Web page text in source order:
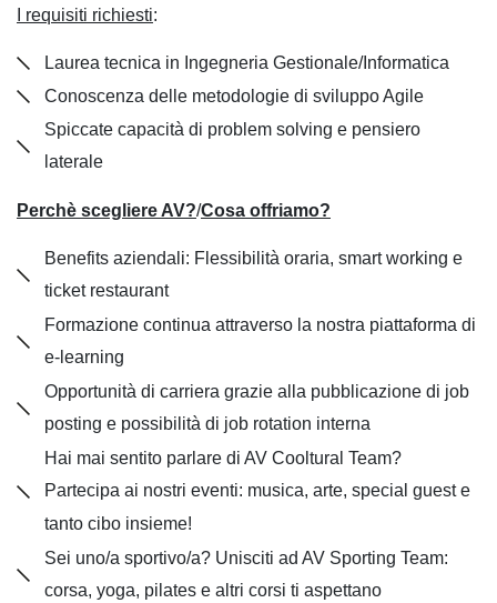
I requisiti richiesti:
Laurea tecnica in Ingegneria Gestionale/Informatica
Conoscenza delle metodologie di sviluppo Agile
Spiccate capacità di problem solving e pensiero
laterale
Perchè scegliere AV?/Cosa offriamo?
Benefits aziendali: Flessibilità oraria, smart working e
ticket restaurant
Formazione continua attraverso la nostra piattaforma di
e-learning
Opportunità di carriera grazie alla pubblicazione di job
posting e possibilità di job rotation interna
Hai mai sentito parlare di AV Cooltural Team?
Partecipa ai nostri eventi: musica, arte, special guest e
tanto cibo insieme!
Sei uno/a sportivo/a? Unisciti ad AV Sporting Team:
corsa, yoga, pilates e altri corsi ti aspettano